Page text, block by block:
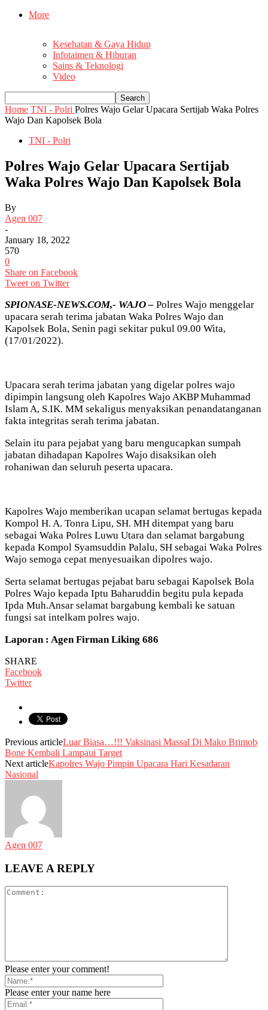
More
Kesehatan & Gaya Hidup
Infotaimen & Hiburan
Sains & Teknologi
Video
Home TNI - Polri Polres Wajo Gelar Upacara Sertijab Waka Polres
Wajo Dan Kapolsek Bola
TNI - Polri
Polres Wajo Gelar Upacara Sertijab
Waka Polres Wajo Dan Kapolsek Bola
By
Agen 007
-
January 18, 2022
570
0
Share on Facebook
Tweet on Twitter
SPIONASE-NEWS.COM,- WAJO – Polres Wajo menggelar
upacara serah terima jabatan Waka Polres Wajo dan
Kapolsek Bola, Senin pagi sekitar pukul 09.00 Wita,
(17/01/2022).
Upacara serah terima jabatan yang digelar polres wajo
dipimpin langsung oleh Kapolres Wajo AKBP Muhammad
Islam A, S.IK. MM sekaligus menyaksikan penandatanganan
fakta integritas serah terima jabatan.
Selain itu para pejabat yang baru mengucapkan sumpah
jabatan dihadapan Kapolres Wajo disaksikan oleh
rohaniwan dan seluruh peserta upacara.
Kapolres Wajo memberikan ucapan selamat bertugas kepada
Kompol H. A. Tonra Lipu, SH. MH ditempat yang baru
sebagai Waka Polres Luwu Utara dan selamat bargabung
kepada Kompol Syamsuddin Palalu, SH sebagai Waka Polres
Wajo semoga cepat menyesuaikan dipolres wajo.
Serta selamat bertugas pejabat baru sebagai Kapolsek Bola
Polres Wajo kepada Iptu Baharuddin begitu pula kepada
Ipda Muh.Ansar selamat bargabung kembali ke satuan
fungsi sat intelkam polres wajo.
Laporan : Agen Firman Liking 686
SHARE
Facebook
Twitter
Previous articleLuar Biasa…!!! Vaksinasi Massal Di Mako Brimob
Bone Kembali Lampaui Target
Next articleKapolres Wajo Pimpin Upacara Hari Kesadaran
Nasional
Agen 007
LEAVE A REPLY
Please enter your comment!
Please enter your name here